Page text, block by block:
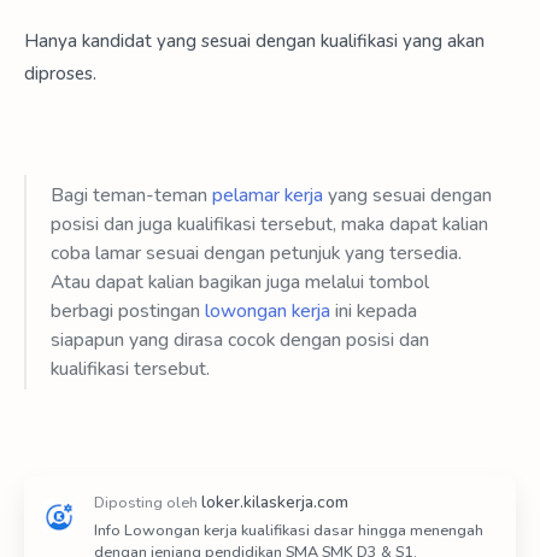
Hanya kandidat yang sesuai dengan kualifikasi yang akan
diproses.
Bagi teman-teman pelamar kerja yang sesuai dengan
posisi dan juga kualifikasi tersebut, maka dapat kalian
coba lamar sesuai dengan petunjuk yang tersedia.
Atau dapat kalian bagikan juga melalui tombol
berbagi postingan lowongan kerja ini kepada
siapapun yang dirasa cocok dengan posisi dan
kualifikasi tersebut.
Info Lowongan kerja kualifikasi dasar hingga menengah
dengan jenjang pendidikan SMA SMK D3 & S1.